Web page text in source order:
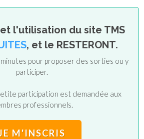
l'utilisation du site TMS
, et le RESTERONT.
pour proposer des sorties ou y
participer.
participation est demandée aux
professionnels.
M'INSCRIS